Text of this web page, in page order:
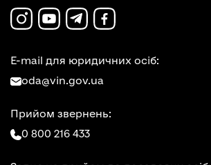
E-mail для юридичних осіб:
oda@vin.gov.ua
Прийом звернень:
0 800 216 433